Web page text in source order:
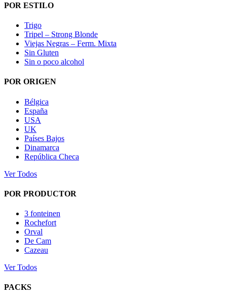
POR ESTILO
Trigo
Tripel – Strong Blonde
Viejas Negras – Ferm. Mixta
Sin Gluten
Sin o poco alcohol
POR ORIGEN
Bélgica
España
USA
UK
Países Bajos
Dinamarca
República Checa
Ver Todos
POR PRODUCTOR
3 fonteinen
Rochefort
Orval
De Cam
Cazeau
Ver Todos
PACKS